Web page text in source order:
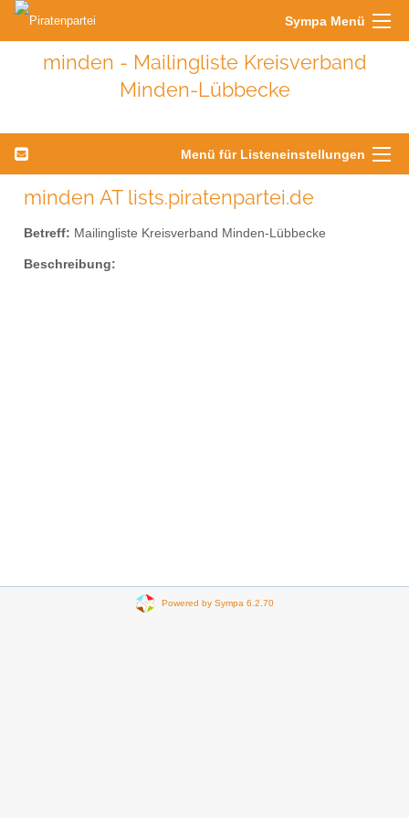
Sympa Menü
minden - Mailingliste Kreisverband
Minden-Lübbecke
Menü für Listeneinstellungen
minden AT lists.piratenpartei.de
Betreff: Mailingliste Kreisverband Minden-Lübbecke
Beschreibung:
Powered by Sympa 6.2.70